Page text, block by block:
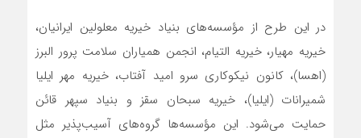
در این طرح از مؤسسه‌های بنیاد خیریه‌ معلولین ایرانیان،
خیریه‌ مهیار، خیریه‌ التیام، انجمن همیاران سلامت پرور البرز
(اهسا)، کانون نیکوکاری سرو امید آفتاب، خیریه‌ مهر ایلیا
شمیرانات (ایلیا)، خیریه‌ سبحان سقز و بنیاد سپهر قائن
حمایت می‌شود. این مؤسسه‌ها گروه‌های آسیب‌پذیر مثل